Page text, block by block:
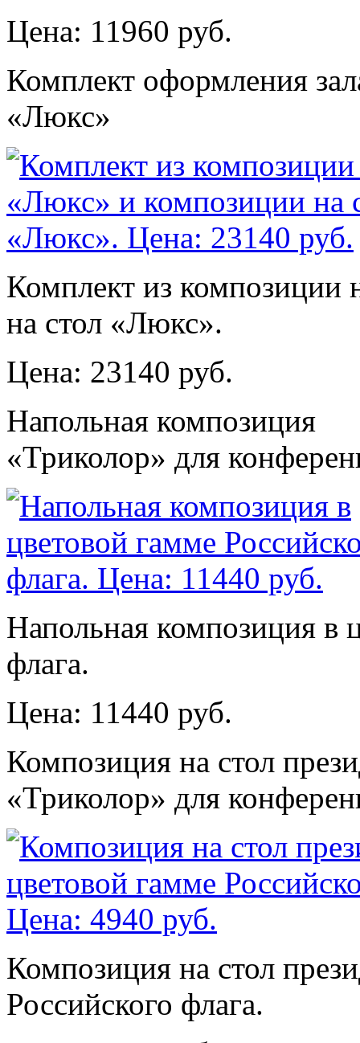
Цена: 11960 руб.
Комплект оформления
«Люкс»
Комплект из композиции
на стол «Люкс».
Цена: 23140 руб.
Напольная композиция
«Триколор» для
Напольная композиция в
флага.
Цена: 11440 руб.
Композиция на стол
«Триколор» для
Композиция на стол
Российского флага.